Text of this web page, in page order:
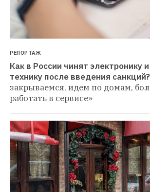
РЕПОРТАЖ
Как в России чинят электронику
технику после введения санкций?
закрываемся, идем по домам,
работать в сервисе»